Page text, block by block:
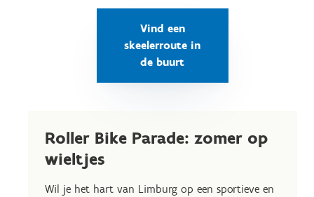
Vind een
skeelerroute in
de buurt
Roller Bike Parade: zomer op
wieltjes
Wil je het hart van Limburg op een sportieve en